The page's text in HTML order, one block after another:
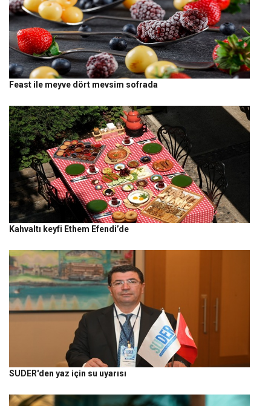
Feast ile meyve dört mevsim sofrada
Kahvaltı keyfi Ethem Efendi’de
SUDER'den yaz için su uyarısı